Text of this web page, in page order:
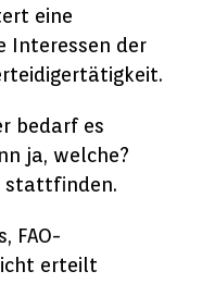
eine
Interessen der
bedarf es
ja, welche?
stattfinden.
FAO-
erteilt